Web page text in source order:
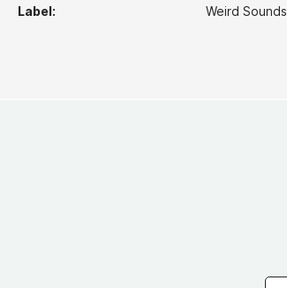
Label: Weird Sounds